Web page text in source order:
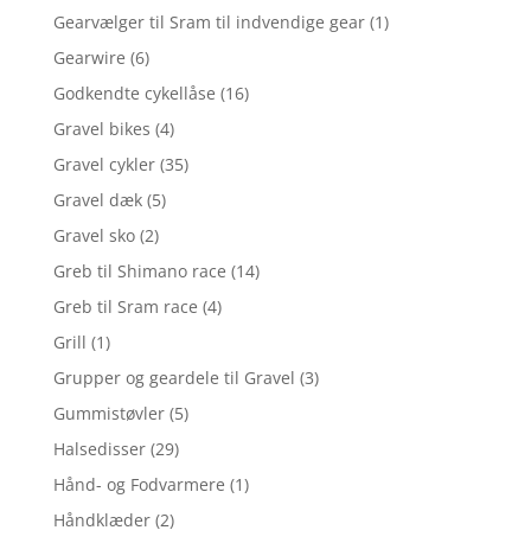
Gearvælger til Sram til indvendige gear (1)
Gearwire (6)
Godkendte cykellåse (16)
Gravel bikes (4)
Gravel cykler (35)
Gravel dæk (5)
Gravel sko (2)
Greb til Shimano race (14)
Greb til Sram race (4)
Grill (1)
Grupper og geardele til Gravel (3)
Gummistøvler (5)
Halsedisser (29)
Hånd- og Fodvarmere (1)
Håndklæder (2)